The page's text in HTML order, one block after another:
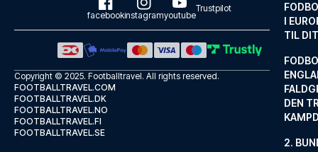
I
TIL
DEN
2.
facebookinstagramyoutube
Trustpilot
Copyright © 2025. Footballtravel. All rights reserved.
FOOTBALLTRAVEL.COM
FOOTBALLTRAVEL.DK
FOOTBALLTRAVEL.NO
FOOTBALLTRAVEL.FI
FOOTBALLTRAVEL.SE